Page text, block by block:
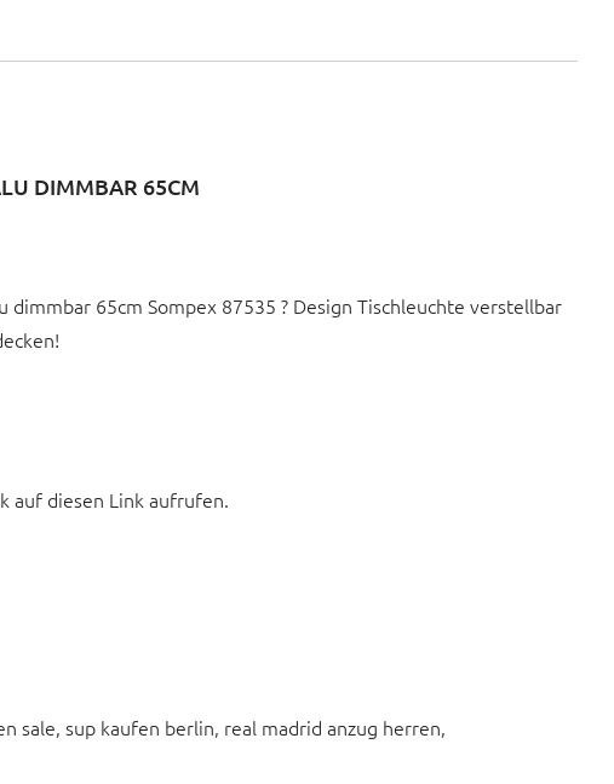
DIMMBAR 65CM
65cm Sompex 87535 ? Design Tischleuchte verstellbar
auf diesen Link aufrufen.
sale, sup kaufen berlin, real madrid anzug herren,